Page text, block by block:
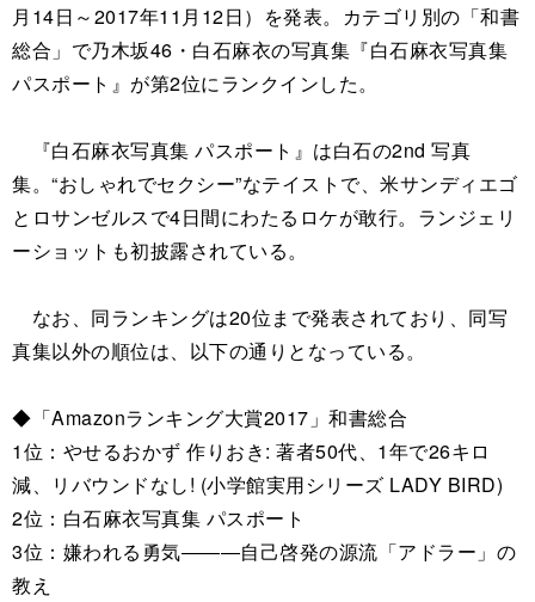
月14日～2017年11月12日）を発表。カテゴリ別の「和書
総合」で乃木坂46・白石麻衣の写真集『白石麻衣写真集
パスポート』が第2位にランクインした。
『白石麻衣写真集 パスポート』は白石の2nd 写真
集。“おしゃれでセクシー”なテイストで、米サンディエゴ
とロサンゼルスで4日間にわたるロケが敢行。ランジェリ
ーショットも初披露されている。
なお、同ランキングは20位まで発表されており、同写
真集以外の順位は、以下の通りとなっている。
◆「Amazonランキング大賞2017」和書総合
1位：やせるおかず 作りおき: 著者50代、1年で26キロ
減、リバウンドなし! (小学館実用シリーズ LADY BIRD)
2位：白石麻衣写真集 パスポート
3位：嫌われる勇気―――自己啓発の源流「アドラー」の
教え